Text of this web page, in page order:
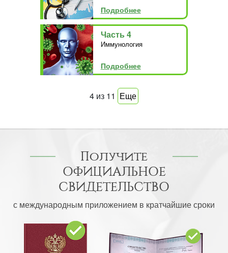
Подробнее
Часть 4
Иммунология
Подробнее
4 из 11 Еще
Получите
ОФИЦИАЛЬНОЕ
СВИДЕТЕЛЬСТВО
с международным приложением в кратчайшие сроки